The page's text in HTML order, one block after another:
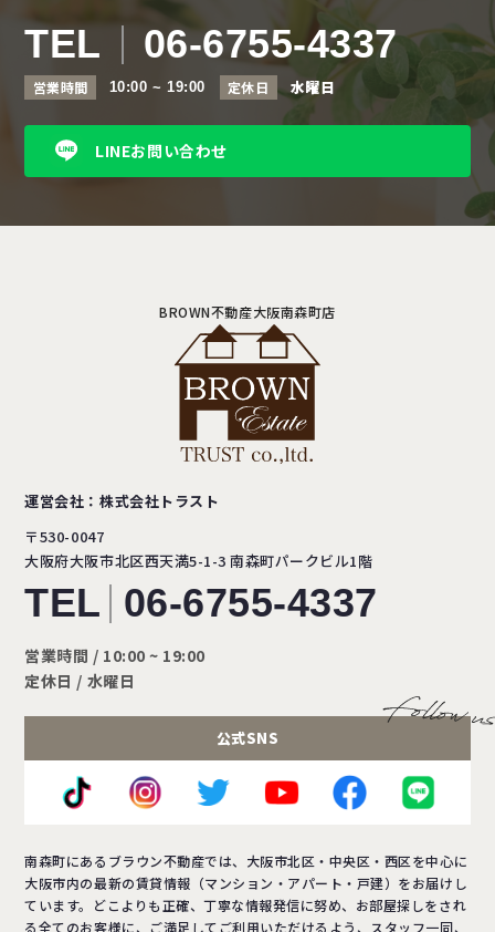
TEL 06-6755-4337
営業時間 10:00 ~ 19:00 定休日 水曜日
LINEお問い合わせ
BROWN不動産大阪南森町店
運営会社：株式会社トラスト
〒530-0047
大阪府大阪市北区西天満5-1-3南森町パークビル1階
TEL 06-6755-4337
営業時間 / 10:00 ~ 19:00
定休日 / 水曜日
公式SNS
南森町にあるブラウン不動産では、大阪市北区・中央区・西区を中心に
大阪市内の最新の賃貸情報（マンション・アパート・戸建）をお届けし
ています。どこよりも正確、丁寧な情報発信に努め、お部屋探しをされ
る全てのお客様に、ご満足してご利用いただけるよう、スタッフ一同、